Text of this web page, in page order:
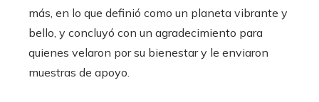
más, en lo que definió como un planeta vibrante y
bello, y concluyó con un agradecimiento para
quienes velaron por su bienestar y le enviaron
muestras de apoyo.